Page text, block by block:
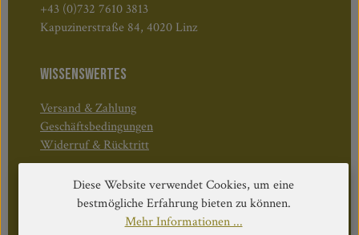
+43 (0)732 7610 3813
Kapuzinerstraße 84, 4020 Linz
WISSENSWERTES
Versand & Zahlung
Geschäftsbedingungen
Widerruf & Rücktritt
Öffnungszeiten:
Mo–Do: 08:30–17:00 Uhr
Fr: 08:30–12:30 Uhr
Diese Website verwendet Cookies, um eine
bestmögliche Erfahrung bieten zu können.
Mehr Informationen ...